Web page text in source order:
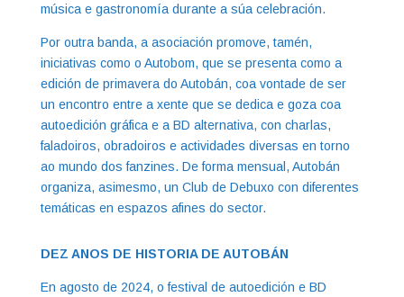
música e gastronomía durante a súa celebración.
Por outra banda, a asociación promove, tamén,
iniciativas como o Autobom, que se presenta como a
edición de primavera do Autobán, coa vontade de ser
un encontro entre a xente que se dedica e goza coa
autoedición gráfica e a BD alternativa, con charlas,
faladoiros, obradoiros e actividades diversas en torno
ao mundo dos fanzines. De forma mensual, Autobán
organiza, asimesmo, un Club de Debuxo con diferentes
temáticas en espazos afines do sector.
DEZ ANOS DE HISTORIA DE AUTOBÁN
En agosto de 2024, o festival de autoedición e BD